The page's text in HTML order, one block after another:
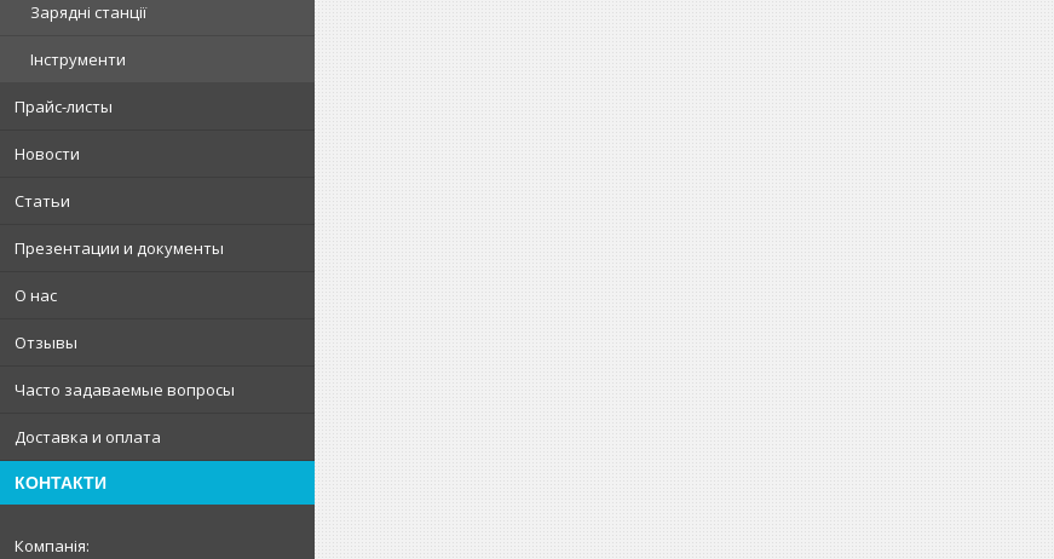
Зарядні станції
Інструменти
Прайс-листы
Новости
Статьи
Презентации и документы
О нас
Отзывы
Часто задаваемые вопросы
Доставка и оплата
КОНТАКТИ